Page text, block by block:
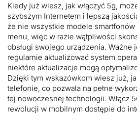
Kiedy już wiesz, jak włączyć 5g,
szybszym Internetem i lepszą
że nie wszystkie modele
menu, więc w razie wątpliwości
obsługi swojego urządzenia. Ważne
regularnie aktualizować system
niektóre aktualizacje mogą
Dzięki tym wskazówkom wiesz już,
telefonie, co pozwala na pełne
tej nowoczesnej technologii. Włącz
rewolucji w mobilnym dostępie do